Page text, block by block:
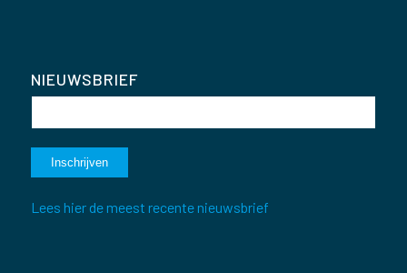
NIEUWSBRIEF
Lees hier de meest recente nieuwsbrief